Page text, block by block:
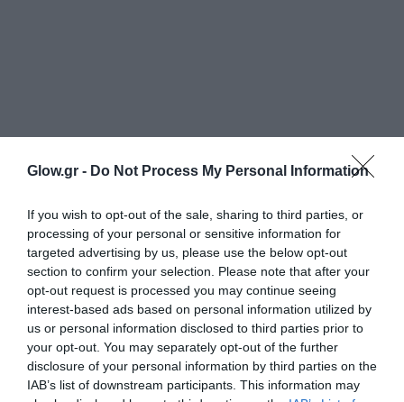
Glow.gr - Do Not Process My Personal Information
If you wish to opt-out of the sale, sharing to third parties, or
processing of your personal or sensitive information for
targeted advertising by us, please use the below opt-out
section to confirm your selection. Please note that after your
opt-out request is processed you may continue seeing
interest-based ads based on personal information utilized by
us or personal information disclosed to third parties prior to
your opt-out. You may separately opt-out of the further
disclosure of your personal information by third parties on the
IAB’s list of downstream participants. This information may